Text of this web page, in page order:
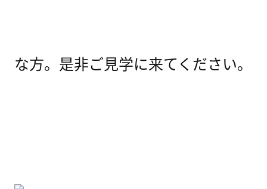
な方。是非ご見学に来てください。